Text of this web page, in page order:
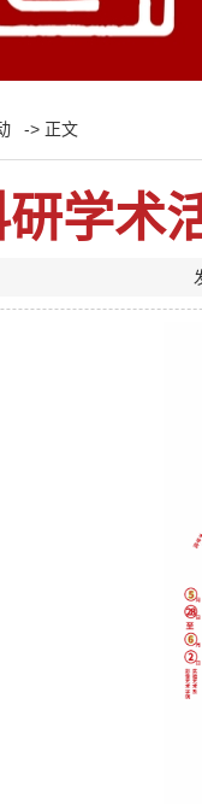
-> 正文
研学术